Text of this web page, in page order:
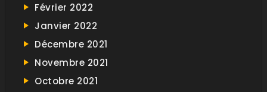
Février 2022
Janvier 2022
Décembre 2021
Novembre 2021
Octobre 2021